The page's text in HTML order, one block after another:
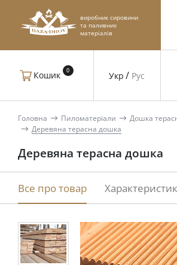
виробник сировини
та паливних
матеріалів
Укр Рус
Кошик 0
Головна Пиломатеріали
Дошка
Деревяна терасна дошка
Деревяна терасна дошка
Все про товар